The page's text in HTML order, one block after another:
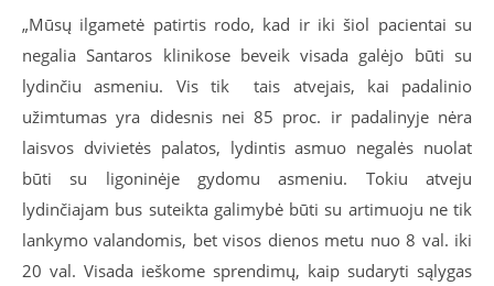
„Mūsų ilgametė patirtis rodo, kad ir iki šiol pacientai su
negalia Santaros klinikose beveik visada galėjo būti su
lydinčiu asmeniu. Vis tik tais atvejais, kai padalinio
užimtumas yra didesnis nei 85 proc. ir padalinyje nėra
laisvos dvivietės palatos, lydintis asmuo negalės nuolat
būti su ligoninėje gydomu asmeniu. Tokiu atveju
lydinčiajam bus suteikta galimybė būti su artimuoju ne tik
lankymo valandomis, bet visos dienos metu nuo 8 val. iki
20 val. Visada ieškome sprendimų, kaip sudaryti sąlygas